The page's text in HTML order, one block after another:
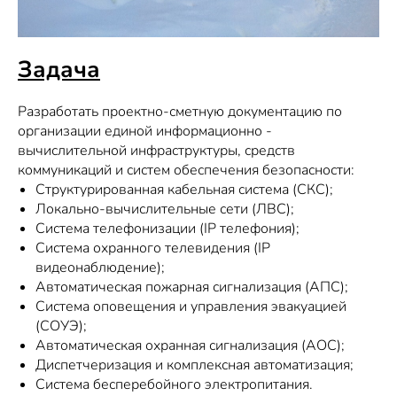
Задача
Разработать проектно-сметную документацию по
организации единой информационно -
вычислительной инфраструктуры, средств
коммуникаций и систем обеспечения безопасности:
Структурированная кабельная система (СКС);
Локально-вычислительные сети (ЛВС);
Система телефонизации (IP телефония);
Система охранного телевидения (IP
видеонаблюдение);
Автоматическая пожарная сигнализация (АПС);
Система оповещения и управления эвакуацией
(СОУЭ);
Автоматическая охранная сигнализация (АОС);
Диспетчеризация и комплексная автоматизация;
Система бесперебойного электропитания.